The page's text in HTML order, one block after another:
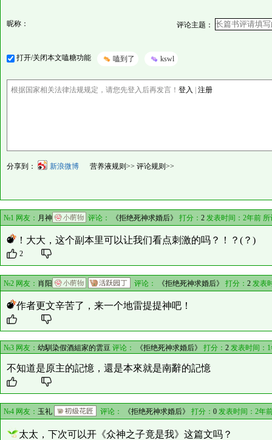
昵称： 评论主题：
打开/关闭本文嗑糖功能 嗑到了 kswl
根据国家相关法律法规规定，请您先登入后再发言！ 登入 | 注册
分享到： 新浪微博 营养液规则>> 评论规则>>
№1 网友： 月神 评论： 《拒绝死神求婚后》 打分：2 发表时间：2年前
！大大，这个副本里可以让我们看点刺激的吗？！？(？)
2
№2 网友： 肖阳 评论： 《拒绝死神求婚后》 打分： 2 发表
作者更文辛苦了，来一个地雷提提神吧！
№3 网友： 幼馴染假酒組家的雲豆 评论： 《拒绝死神求婚后》 打分： 2 发表时间：
不知道是原主的記憶，還是本來就是南辭的記憶
№4 网友： 玉礼 评论： 《拒绝死神求婚后》 打分： 0发表时间：2年
太太，下次可以开《众神之子竟是我》这篇文吗？